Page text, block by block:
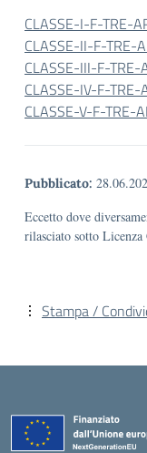
CLASSE-I-F-TRE-
CLASSE-II-F-TRE-
CLASSE-III-F-TRE-
CLASSE-IV-F-TRE-
CLASSE-V-F-TRE-
Pubblicato:
Eccetto dove
rilasciato sotto
Stampa /